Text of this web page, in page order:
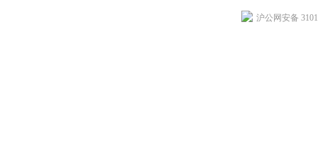
沪公网安备